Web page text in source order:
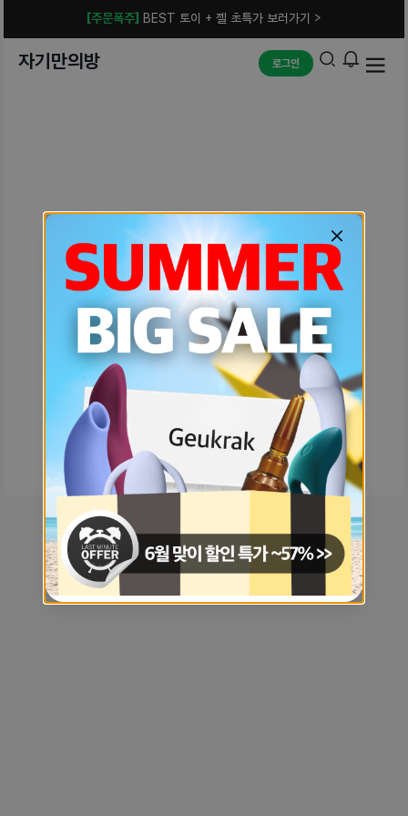
[주문폭주] BEST 토이 + 젤 초특가 보러가기 >
자기만의방 로그인
예상치 못한 에러입니다.